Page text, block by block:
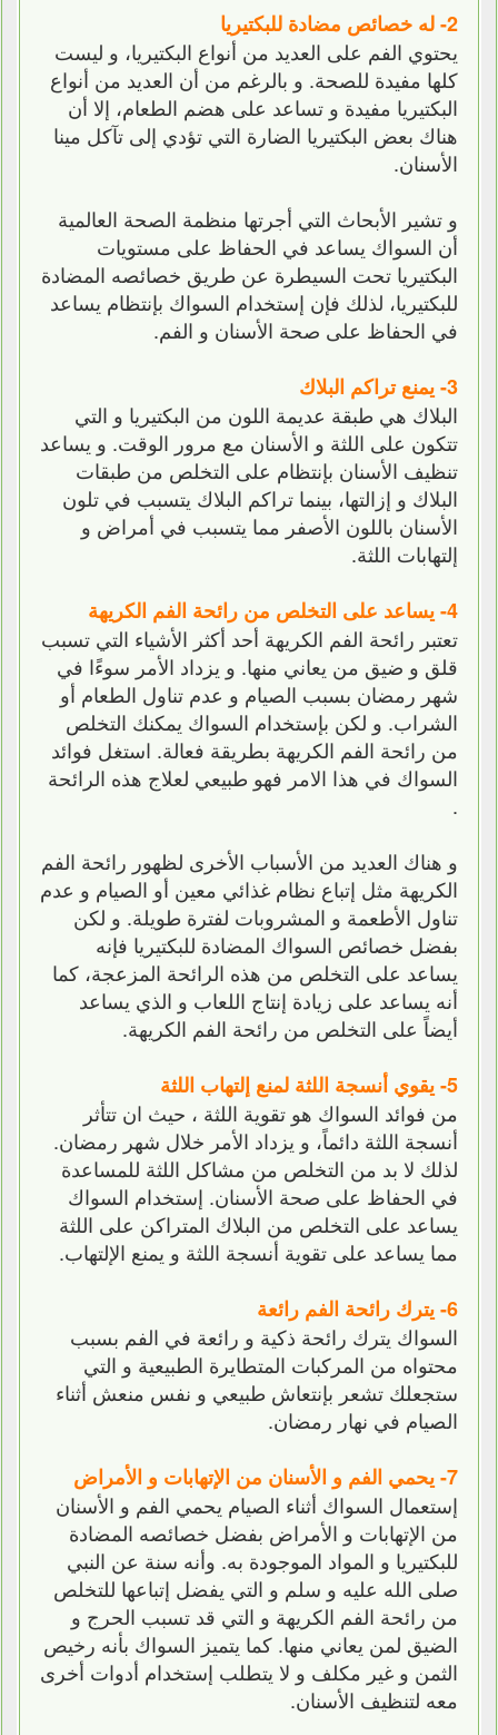
2- له خصائص مضادة للبكتيريا
يحتوي الفم على العديد من أنواع البكتيريا، و ليست
كلها مفيدة للصحة. و بالرغم من أن العديد من أنواع
البكتيريا مفيدة و تساعد على هضم الطعام، إلا أن
هناك بعض البكتيريا الضارة التي تؤدي إلى تآكل مينا
الأسنان.
و تشير الأبحاث التي أجرتها منظمة الصحة العالمية
أن السواك يساعد في الحفاظ على مستويات
البكتيريا تحت السيطرة عن طريق خصائصه المضادة
للبكتيريا، لذلك فإن إستخدام السواك بإنتظام يساعد
في الحفاظ على صحة الأسنان و الفم.
3- يمنع تراكم البلاك
البلاك هي طبقة عديمة اللون من البكتيريا و التي
تتكون على اللثة و الأسنان مع مرور الوقت. و يساعد
تنظيف الأسنان بإنتظام على التخلص من طبقات
البلاك و إزالتها، بينما تراكم البلاك يتسبب في تلون
الأسنان باللون الأصفر مما يتسبب في أمراض و
إلتهابات اللثة.
4- يساعد على التخلص من رائحة الفم الكريهة
تعتبر رائحة الفم الكريهة أحد أكثر الأشياء التي تسبب
قلق و ضيق من يعاني منها. و يزداد الأمر سوءًا في
شهر رمضان بسبب الصيام و عدم تناول الطعام أو
الشراب. و لكن بإستخدام السواك يمكنك التخلص
من رائحة الفم الكريهة بطريقة فعالة. استغل فوائد
السواك في هذا الامر فهو طبيعي لعلاج هذه الرائحة
.
و هناك العديد من الأسباب الأخرى لظهور رائحة الفم
الكريهة مثل إتباع نظام غذائي معين أو الصيام و عدم
تناول الأطعمة و المشروبات لفترة طويلة. و لكن
بفضل خصائص السواك المضادة للبكتيريا فإنه
يساعد على التخلص من هذه الرائحة المزعجة، كما
أنه يساعد على زيادة إنتاج اللعاب و الذي يساعد
أيضاً على التخلص من رائحة الفم الكريهة.
5- يقوي أنسجة اللثة لمنع إلتهاب اللثة
من فوائد السواك هو تقوية اللثة ، حيث ان تتأثر
أنسجة اللثة دائماً، و يزداد الأمر خلال شهر رمضان.
لذلك لا بد من التخلص من مشاكل اللثة للمساعدة
في الحفاظ على صحة الأسنان. إستخدام السواك
يساعد على التخلص من البلاك المتراكن على اللثة
مما يساعد على تقوية أنسجة اللثة و يمنع الإلتهاب.
6- يترك رائحة الفم رائعة
السواك يترك رائحة ذكية و رائعة في الفم بسبب
محتواه من المركبات المتطايرة الطبيعية و التي
ستجعلك تشعر بإنتعاش طبيعي و نفس منعش أثناء
الصيام في نهار رمضان.
7- يحمي الفم و الأسنان من الإتهابات و الأمراض
إستعمال السواك أثناء الصيام يحمي الفم و الأسنان
من الإتهابات و الأمراض بفضل خصائصه المضادة
للبكتيريا و المواد الموجودة به. وأنه سنة عن النبي
صلى الله عليه و سلم و التي يفضل إتباعها للتخلص
من رائحة الفم الكريهة و التي قد تسبب الحرج و
الضيق لمن يعاني منها. كما يتميز السواك بأنه رخيص
الثمن و غير مكلف و لا يتطلب إستخدام أدوات أخرى
معه لتنظيف الأسنان.